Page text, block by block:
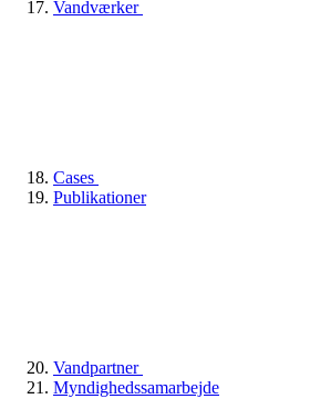
Vandværker
Cases
Publikationer
Vandpartner
Myndighedssamarbejde